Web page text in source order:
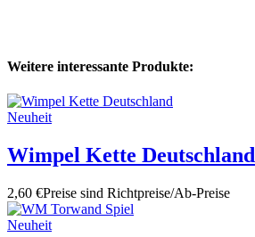
Weitere interessante Produkte:
Neuheit
Wimpel Kette Deutschland
2,60 €Preise sind Richtpreise/Ab-Preise
Neuheit